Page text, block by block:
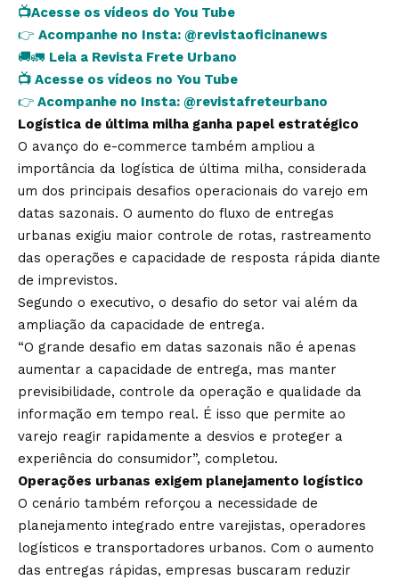
📺Acesse os vídeos do You Tube
👉 Acompanhe no Insta: @revistaoficinanews
🚚🚛 Leia a Revista Frete Urbano
📺 Acesse os vídeos no You Tube
👉 Acompanhe no Insta: @revistafreteurbano
Logística de última milha ganha papel estratégico
O avanço do e-commerce também ampliou a
importância da logística de última milha, considerada
um dos principais desafios operacionais do varejo em
datas sazonais. O aumento do fluxo de entregas
urbanas exigiu maior controle de rotas, rastreamento
das operações e capacidade de resposta rápida diante
de imprevistos.
Segundo o executivo, o desafio do setor vai além da
ampliação da capacidade de entrega.
“O grande desafio em datas sazonais não é apenas
aumentar a capacidade de entrega, mas manter
previsibilidade, controle da operação e qualidade da
informação em tempo real. É isso que permite ao
varejo reagir rapidamente a desvios e proteger a
experiência do consumidor”, completou.
Operações urbanas exigem planejamento logístico
O cenário também reforçou a necessidade de
planejamento integrado entre varejistas, operadores
logísticos e transportadores urbanos. Com o aumento
das entregas rápidas, empresas buscaram reduzir